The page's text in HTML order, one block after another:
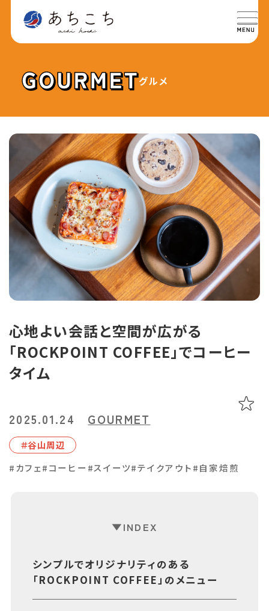
特集 SPECIAL
イベント EVENT
おでかけ TRIP
ライフ LIFE
あちこち編集コラム
おすすめタグ
＃2024オープン
＃コーヒー
＃スイーツ ＃テイクアウト＃パスタ＃パン
＃花見スポット ＃陶器
＃鹿児島県産和牛・黒豚・地鶏
運営会社について｜お知らせ｜ 利⽤規約｜
プライバシーポリシー ｜ お問い合わせ
グルメ
心地よい会話と空間が広がる
「ROCKPOINT COFFEE」でコーヒー
タイム
2025.01.24 GOURMET
＃⾕⼭周辺
#カフェ#コーヒー #スイーツ#テイクアウト#自家焙煎
INDEX
シンプルでオリジナリティのある
「ROCKPOINT COFFEE」のメニュー